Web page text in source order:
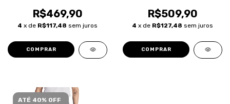
R$469,90
4 x de R$117,48 sem juros
COMPRAR
R$509,90
4 x de R$127,48 sem juros
COMPRAR
ATÉ 40% OFF